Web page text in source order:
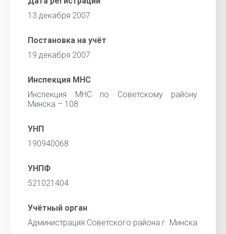
13 декабря 2007
Постановка на учёт
19 декабря 2007
Инспекция МНС
Инспекция МНС по Советскому району
Минска – 108
УНП
190940068
УНПФ
521021404
Учётный орган
Администрация Советского района г. Минска